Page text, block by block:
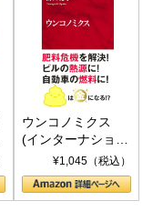
ウンコノミクス
(インターナショナ
ル新書)¥1,045（税込）